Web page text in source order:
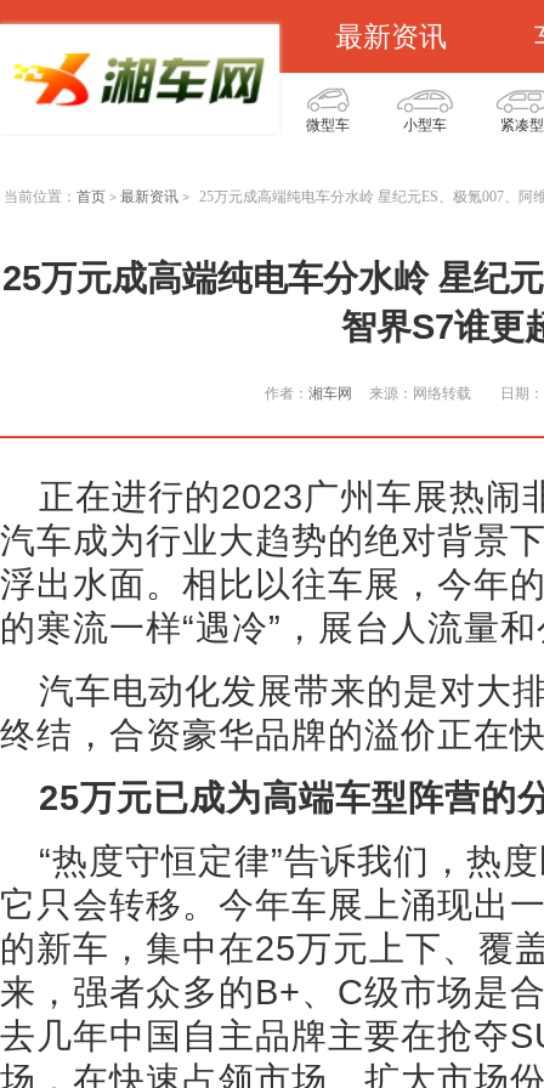
最新资讯
微型车 小型车 紧凑型
当前位置： 首页 > 最新资讯 > 25万元成高端纯电车分水岭 星纪元ES、极氪007、阿
25万元成高端纯电车分水岭 星纪
智界S7谁更
作者： 湘车网 来源：网络转载 日期
正在进行的2023广州车展热闹
汽车成为行业大趋势的绝对背景
浮出水面。相比以往车展，今年
的寒流一样“遇冷”，展台人流量
汽车电动化发展带来的是对大
终结，合资豪华品牌的溢价正在
25万元已成为高端车型阵营的
“热度守恒定律”告诉我们，热
它只会转移。今年车展上涌现出
的新车，集中在25万元上下、覆
来，强者众多的B+、C级市场是
去几年中国自主品牌主要在抢夺
场，在快速占领市场、扩大市场